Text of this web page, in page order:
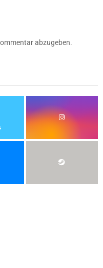
abzugeben.